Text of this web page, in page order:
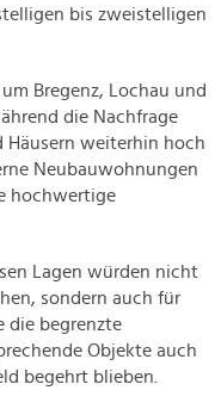
bis zweistelligen
Bregenz, Lochau und
die Nachfrage
weiterhin hoch
Neubauwohnungen
hochwertige
Lagen würden nicht
sondern auch für
die begrenzte
Objekte auch
begehrt blieben.